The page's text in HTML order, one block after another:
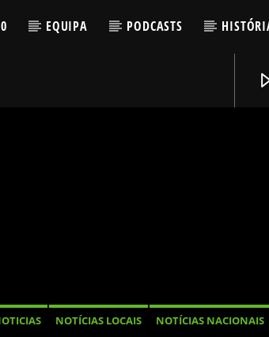
EQUIPA PODCASTS
NOTÍCIAS LOCAIS NOTÍCIAS NACIONAIS